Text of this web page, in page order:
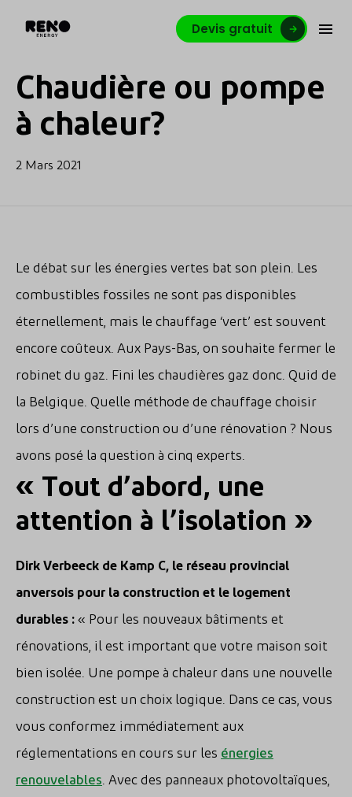
Devis gratuit
Chaudière ou pompe
à chaleur?
2 Mars 2021
Le débat sur les énergies vertes bat son plein. Les
combustibles fossiles ne sont pas disponibles
éternellement, mais le chauffage ‘vert’ est souvent
encore coûteux. Aux Pays-Bas, on souhaite fermer le
robinet du gaz. Fini les chaudières gaz donc. Quid de
la Belgique. Quelle méthode de chauffage choisir
lors d’une construction ou d’une rénovation ? Nous
avons posé la question à cinq experts.
« Tout d’abord, une
attention à l’isolation »
Dirk Verbeeck de Kamp C, le réseau provincial
anversois pour la construction et le logement
durables : « Pour les nouveaux bâtiments et
rénovations, il est important que votre maison soit
bien isolée. Une pompe à chaleur dans une nouvelle
construction est un choix logique. Dans ce cas, vous
vous conformez immédiatement aux
réglementations en cours sur les énergies
renouvelables . Avec des panneaux photovoltaïques,